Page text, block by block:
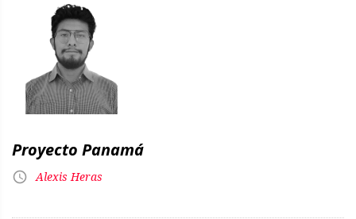
Proyecto Panamá
Alexis Heras